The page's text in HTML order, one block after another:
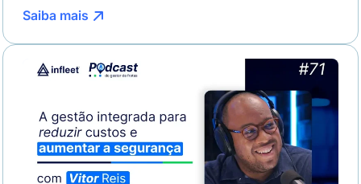
Saiba mais